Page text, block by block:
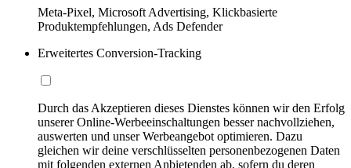
Meta-Pixel, Microsoft Advertising, Klickbasierte
Produktempfehlungen, Ads Defender
Erweitertes Conversion-Tracking
Durch das Akzeptieren dieses Dienstes können wir den Erfolg
unserer Online-Werbeeinschaltungen besser nachvollziehen,
auswerten und unser Werbeangebot optimieren. Dazu
gleichen wir deine verschlüsselten personenbezogenen Daten
mit folgenden externen Anbietenden ab, sofern du deren